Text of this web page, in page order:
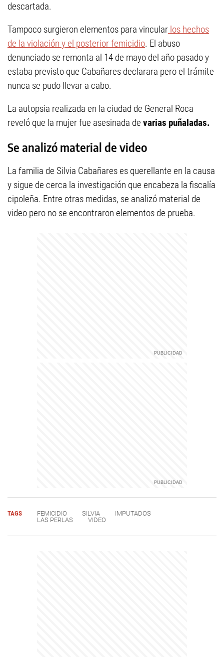
descartada.
Tampoco surgieron elementos para vincular los hechos
de la violación y el posterior femicidio. El abuso
denunciado se remonta al 14 de mayo del año pasado y
estaba previsto que Cabañares declarara pero el trámite
nunca se pudo llevar a cabo.
La autopsia realizada en la ciudad de General Roca
reveló que la mujer fue asesinada de varias puñaladas.
Se analizó material de video
La familia de Silvia Cabañares es querellante en la causa
y sigue de cerca la investigación que encabeza la fiscalía
cipoleña. Entre otras medidas, se analizó material de
video pero no se encontraron elementos de prueba.
TAGS FEMICIDIO SILVIA
IMPUTADOS
LAS PERLAS
VIDEO